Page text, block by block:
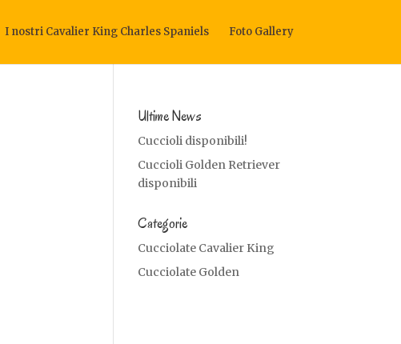
I nostri Cavalier King Charles Spaniels Foto Gallery
Ultime News
Cuccioli disponibili!
Cuccioli Golden Retriever
disponibili
Categorie
Cucciolate Cavalier King
Cucciolate Golden